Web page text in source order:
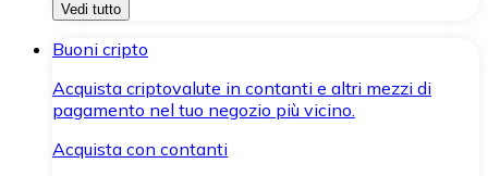
Vedi tutto
Buoni cripto
Acquista criptovalute in contanti e altri mezzi di
pagamento nel tuo negozio più vicino.
Acquista con contanti